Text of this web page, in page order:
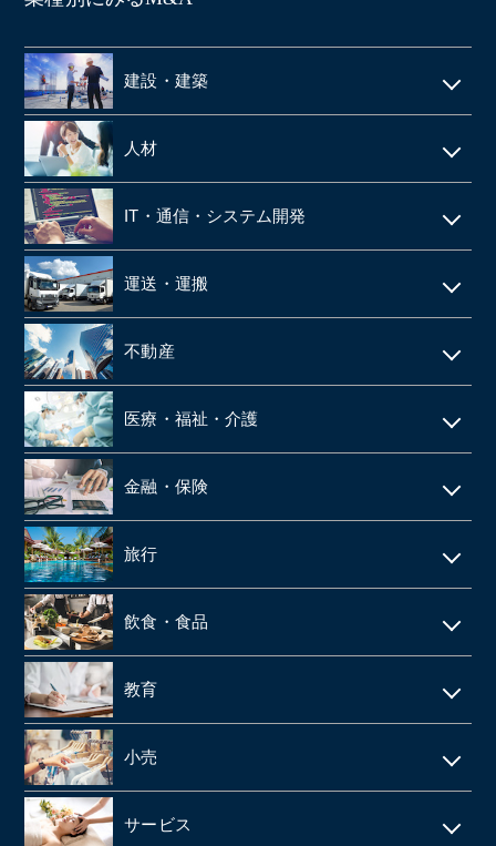
建設・建築
電気工事・管工事
建設・土木
空調設備工事
仮設足場工事・足場施工
施工管理
建材・住宅設備機器の卸
解体工事
鉄骨工事
内装・外装工事
消防設備点検・工事
建築資材卸
人材
人材派遣
SES
シェアードサービス
技術者派遣
IT・通信・システム開発
IT
システム開発
ネット通販・EC
ゲーム
web広告
SaaS事業
web制作
データセンター
運送・運搬
運送・物流
タクシー
倉庫
バス
引越
不動産
マンション管理
ビルメンテナンス
不動産テック
リフォーム
家賃保証・賃貸管理
不動産管理
医療・福祉・介護
調剤薬局
介護事業
施設介護・老人ホーム
訪問介護・デイサービス
医療機器卸・商社
製薬
SMO
CRO
金融・保険
リース・レンタル
保険代理店
ファンド
旅行
ホテル・旅館
旅行会社・旅行代理店
飲食・食品
飲食店
給食業・給食サービス
宅配弁当
食品メーカー・食品加工・食品工場
教育
学習塾
小売
アパレルメーカー・アパレル
サービス